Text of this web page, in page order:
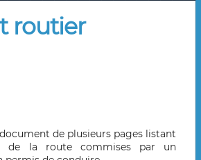
routier
de plusieurs pages listant
de la route commises par un